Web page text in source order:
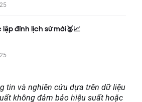
lập đỉnh lịch sử mới🥈📈
tin và nghiên cứu dựa trên dữ liệu
không đảm bảo hiệu suất hoặc